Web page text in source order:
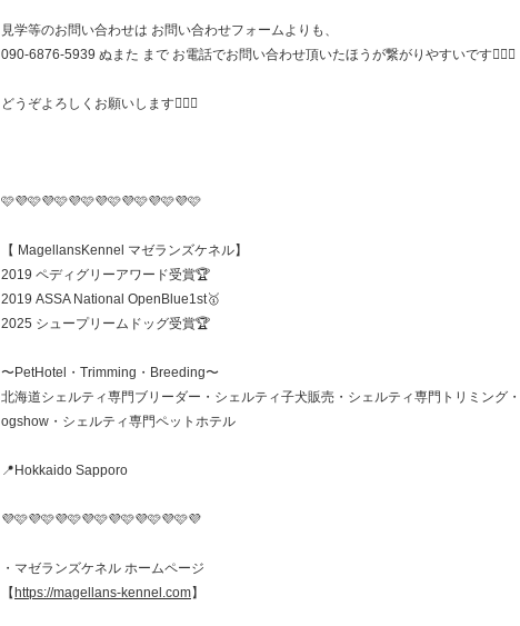
見学等のお問い合わせは お問い合わせフォームよりも、
090-6876-5939 ぬまた まで お電話でお問い合わせ頂いたほうが繋がりやすいです🙋🏻‍♀️
どうぞよろしくお願いします🙇🏻‍♀️
🩷💜🩷💜🩷💜🩷💜🩷💜🩷💜🩷💜🩷
【 MagellansKennel マゼランズケネル】
2019 ペディグリーアワード受賞🏆
2019 ASSA National OpenBlue1st🥇
2025 シュープリームドッグ受賞🏆
〜PetHotel・Trimming・Breeding〜
北海道シェルティ専門ブリーダー・シェルティ子犬販売・シェルティ専門トリミング
ogshow・シェルティ専門ペットホテル
📍Hokkaido Sapporo
💜🩷💜🩷💜🩷💜🩷💜🩷💜🩷💜🩷💜
・マゼランズケネル ホームページ
【 https://magellans-kennel.com】